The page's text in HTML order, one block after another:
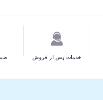
خدمات پس از فروش